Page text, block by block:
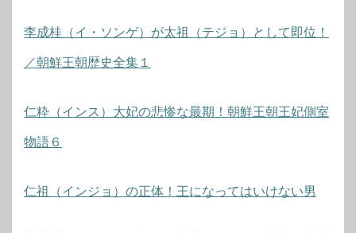
李成桂（イ・ソンゲ）が太祖（テジョ）として即位！
／朝鮮王朝歴史全集１
仁粋（インス）大妃の悲惨な最期！朝鮮王朝王妃側室
物語６
仁祖（インジョ）の正体！王になってはいけない男